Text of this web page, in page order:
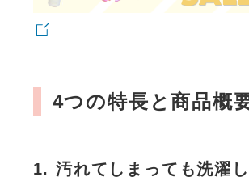
4つの特長と商品概
1. 汚れてしまっても洗濯